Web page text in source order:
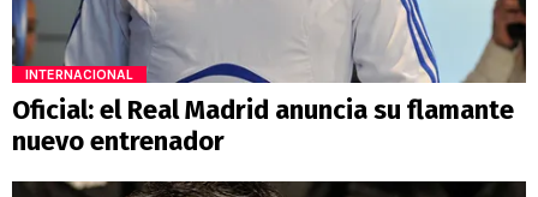
INTERNACIONAL
Oficial: el Real Madrid anuncia su flamante
nuevo entrenador